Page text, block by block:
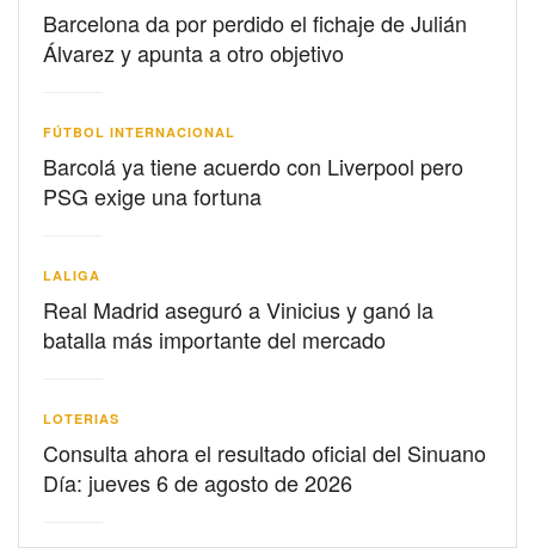
Barcelona da por perdido el fichaje de Julián
Álvarez y apunta a otro objetivo
FÚTBOL INTERNACIONAL
Barcolá ya tiene acuerdo con Liverpool pero
PSG exige una fortuna
LALIGA
Real Madrid aseguró a Vinicius y ganó la
batalla más importante del mercado
LOTERIAS
Consulta ahora el resultado oficial del Sinuano
Día: jueves 6 de agosto de 2026